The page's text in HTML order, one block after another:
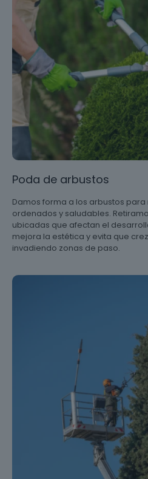
Poda de arbustos
Damos forma a los arbustos
ordenados y saludables.
ubicadas que afectan el
mejora la estética y evita que
invadiendo zonas de paso.